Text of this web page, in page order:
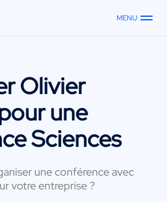
MENU
Olivier
une
Sciences
une conférence avec
votre entreprise ?